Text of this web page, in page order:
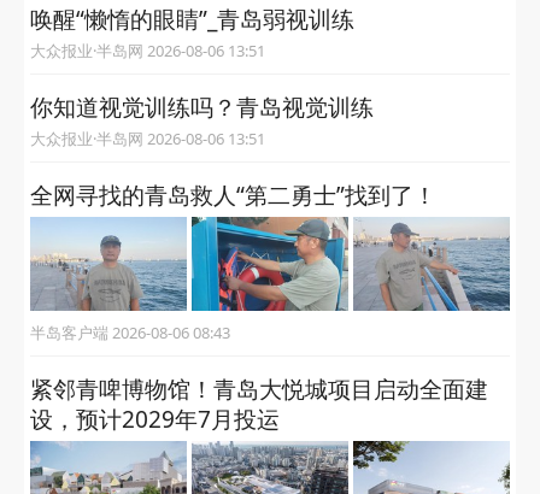
唤醒“懒惰的眼睛”_青岛弱视训练
大众报业·半岛网 2026-08-06 13:51
你知道视觉训练吗？青岛视觉训练
大众报业·半岛网 2026-08-06 13:51
全网寻找的青岛救人“第二勇士”找到了！
半岛客户端 2026-08-06 08:43
紧邻青啤博物馆！青岛大悦城项目启动全面建
设，预计2029年7月投运